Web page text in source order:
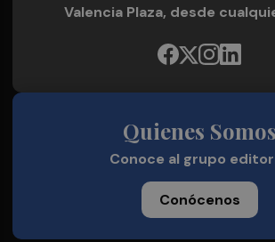
Valencia Plaza, desde
Quienes Somos
Conoce al grupo
Conócenos